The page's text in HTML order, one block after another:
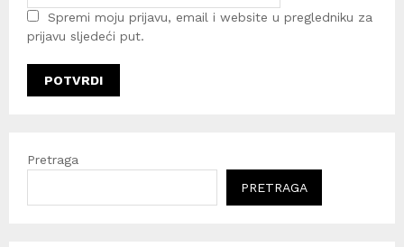
Spremi moju prijavu, email i website u pregledniku za
prijavu sljedeći put.
Pretraga
PRETRAGA